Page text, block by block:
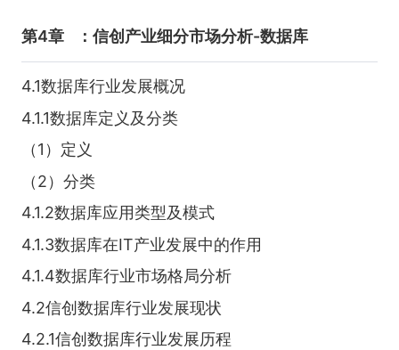
第4章 ：信创产业细分市场分析-数据库
4.1数据库行业发展概况
4.1.1数据库定义及分类
（1）定义
（2）分类
4.1.2数据库应用类型及模式
4.1.3数据库在IT产业发展中的作用
4.1.4数据库行业市场格局分析
4.2信创数据库行业发展现状
4.2.1信创数据库行业发展历程